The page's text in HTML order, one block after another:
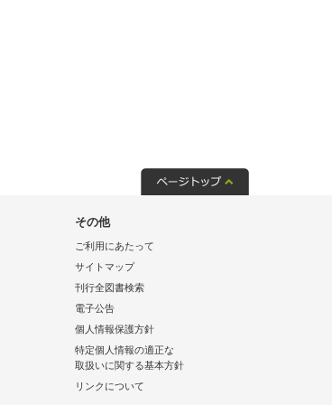
その他
ご利用にあたって
サイトマップ
刊行全図書検索
電子公告
個人情報保護方針
特定個人情報の適正な
取扱いに関する基本方針
リンクについて